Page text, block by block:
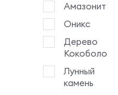
Господи,
спаси и
сохрани
Господи,
спаси и
сохрани меня
Да
Амазонит
Оникс
Дерево
Кокоболо
Лунный
камень